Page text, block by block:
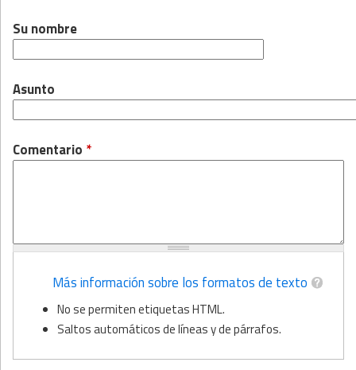
Su nombre
Asunto
Comentario *
Más información sobre los formatos de texto
No se permiten etiquetas HTML.
Saltos automáticos de líneas y de párrafos.